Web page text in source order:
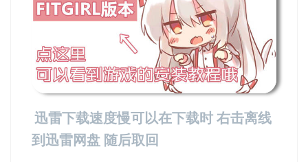
迅雷下载速度慢可以在下载时 右击离线
到迅雷网盘 随后取回